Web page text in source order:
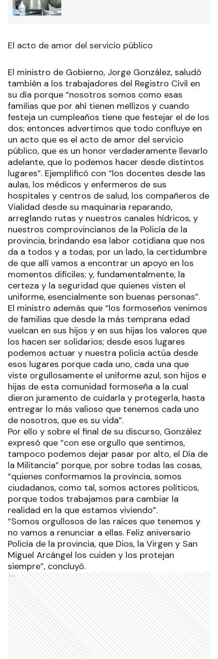
El acto de amor del servicio público
El ministro de Gobierno, Jorge González, saludó
también a los trabajadores del Registro Civil en
su día porque “nosotros somos como esas
familias que por ahí tienen mellizos y cuando
festeja un cumpleaños tiene que festejar el de los
dos; entonces advertimos que todo confluye en
un acto que es el acto de amor del servicio
público, que es un honor verdaderamente llevarlo
adelante, que lo podemos hacer desde distintos
lugares”. Ejemplificó con “los docentes desde las
aulas, los médicos y enfermeros de sus
hospitales y centros de salud, los compañeros de
Vialidad desde su maquinaria reparando,
arreglando rutas y nuestros canales hídricos, y
nuestros comprovincianos de la Policía de la
provincia, brindando esa labor cotidiana que nos
da a todos y a todas, por un lado, la certidumbre
de que allí vamos a encontrar un apoyo en los
momentos difíciles; y, fundamentalmente, la
certeza y la seguridad que quienes visten el
uniforme, esencialmente son buenas personas”.
El ministro además que “los formoseños venimos
de familias que desde la más temprana edad
vuelcan en sus hijos y en sus hijas los valores que
los hacen ser solidarios; desde esos lugares
podemos actuar y nuestra policía actúa desde
esos lugares porque cada uno, cada una que
viste orgullosamente el uniforme azul, son hijos e
hijas de esta comunidad formoseña a la cual
dieron juramento de cuidarla y protegerla, hasta
entregar lo más valioso que tenemos cada uno
de nosotros, que es su vida”.
Por ello y sobre el final de su discurso, González
expresó que “con ese orgullo que sentimos,
tampoco podemos dejar pasar por alto, el Día de
la Militancia” porque, por sobre todas las cosas,
“quienes conformamos la provincia, somos
ciudadanos, como tal, somos actores políticos,
porque todos trabajamos para cambiar la
realidad en la que estamos viviendo”.
“Somos orgullosos de las raíces que tenemos y
no vamos a renunciar a ellas. Feliz aniversario
Policía de la provincia, que Dios, la Virgen y San
Miguel Arcángel los cuiden y los protejan
siempre”, concluyó.
Ads